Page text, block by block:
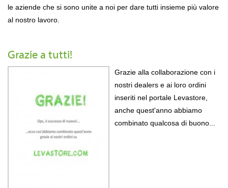
le aziende che si sono unite a noi per dare tutti insieme più valore
al nostro lavoro.
Grazie a tutti!
Grazie alla collaborazione con i
nostri dealers e ai loro ordini
inseriti nel portale Levastore,
anche quest'anno abbiamo
combinato qualcosa di buono...